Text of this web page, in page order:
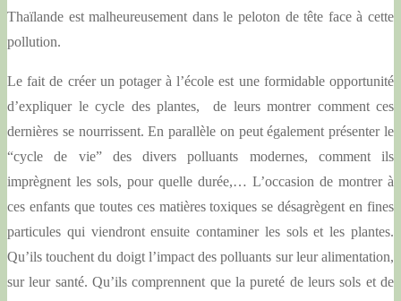
Thaïlande est malheureusement dans le peloton de tête face à cette
pollution.
Le fait de créer un potager à l’école est une formidable opportunité
d’expliquer le cycle des plantes,
de leurs montrer comment ces
dernières se nourrissent. En parallèle on peut également présenter le
“cycle de vie” des divers polluants modernes, comment ils
imprègnent les sols, pour quelle durée,… L’occasion de montrer à
ces enfants que toutes ces matières toxiques se désagrègent en fines
particules qui viendront ensuite contaminer les sols et les plantes.
Qu’ils touchent du doigt l’impact des polluants sur leur alimentation,
sur leur santé. Qu’ils comprennent que la pureté de leurs sols et de